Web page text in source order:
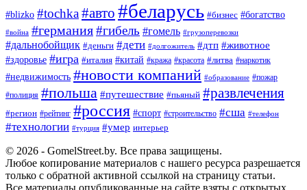
#blizko #tochka#авто #беларусь #бизнес #богатство
#война #германия#гибель #гомель #грузоперевозки
#дальнобойщик #деньги #дети #долгожитель #дтп #животное
#здоровье #игра #италия #китай #кража #красота #литва #наркотик
#недвижимость #новости компаний #образование #пожар
#полиция #польша #путешествие #пьяный #развлечения
#регион #рейтинг #россия #спорт #строительство #сша #телефон
#технологии #турция #умер интерьер
© 2026 - GomelStreet.by. Все права защищены.
Любое копирование материалов с нашего ресурса разрешается
только с обратной активной ссылкой на страницу статьи.
Все материалы опубликованные на сайте взяты с открытых